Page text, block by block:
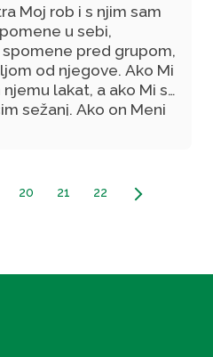
Moj rob i s njim sam
u sebi,
pred grupom,
od njegove. Ako Mi
lakat, a ako Mi se
sežanj. Ako on Meni
20 21 22 arrow_forward_ios